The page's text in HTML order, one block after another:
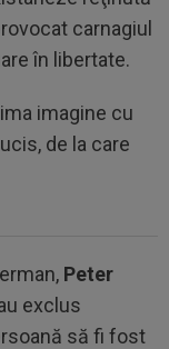
carnagiul
în libertate.
imagine cu
de la care
Peter
exclus
să fi fost